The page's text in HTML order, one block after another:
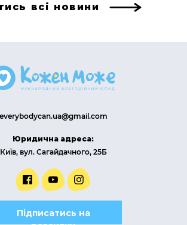
всі новини
everybodycan.ua@gmail.com
Юридична адреса:
Київ, вул. Сагайдачного, 25Б
Підписатись на